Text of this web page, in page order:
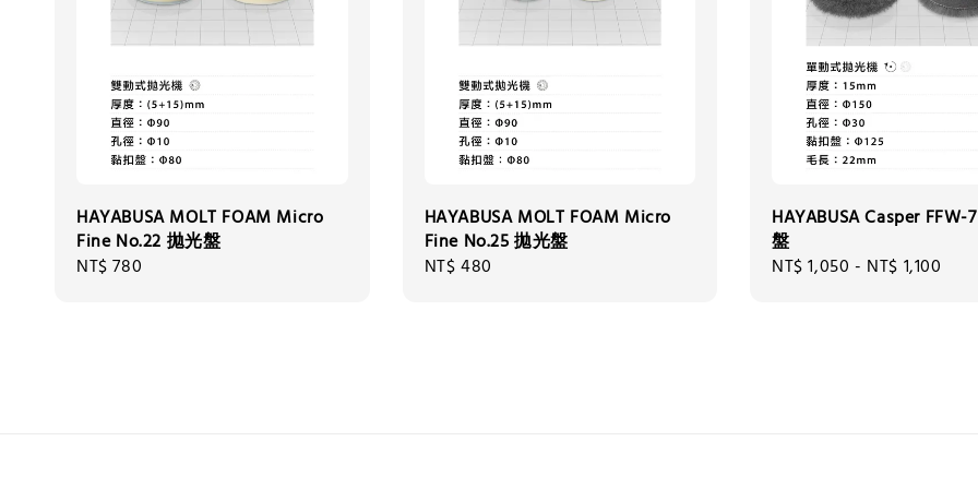
HAYABUSA MOLT FOAM Micro
Fine No.22 拋光盤
Regular
NT$ 780
HAYABUSA MOLT FOAM Micro
Fine No.25 拋光盤
Regular
NT$ 480
HAYABUSA Casper FFW-
盤
Regular
NT$ 1,050 - NT$ 1,100